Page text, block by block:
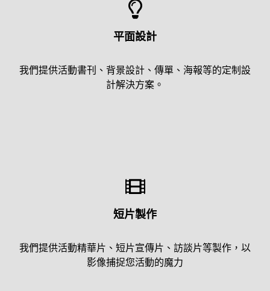
平面設計
我們提供活動書刊、背景設計、傳單、海報等的定制設
計解決方案。
短片製作
我們提供活動精華片、短片宣傳片、訪談片等製作，以
影像捕捉您活動的魔力